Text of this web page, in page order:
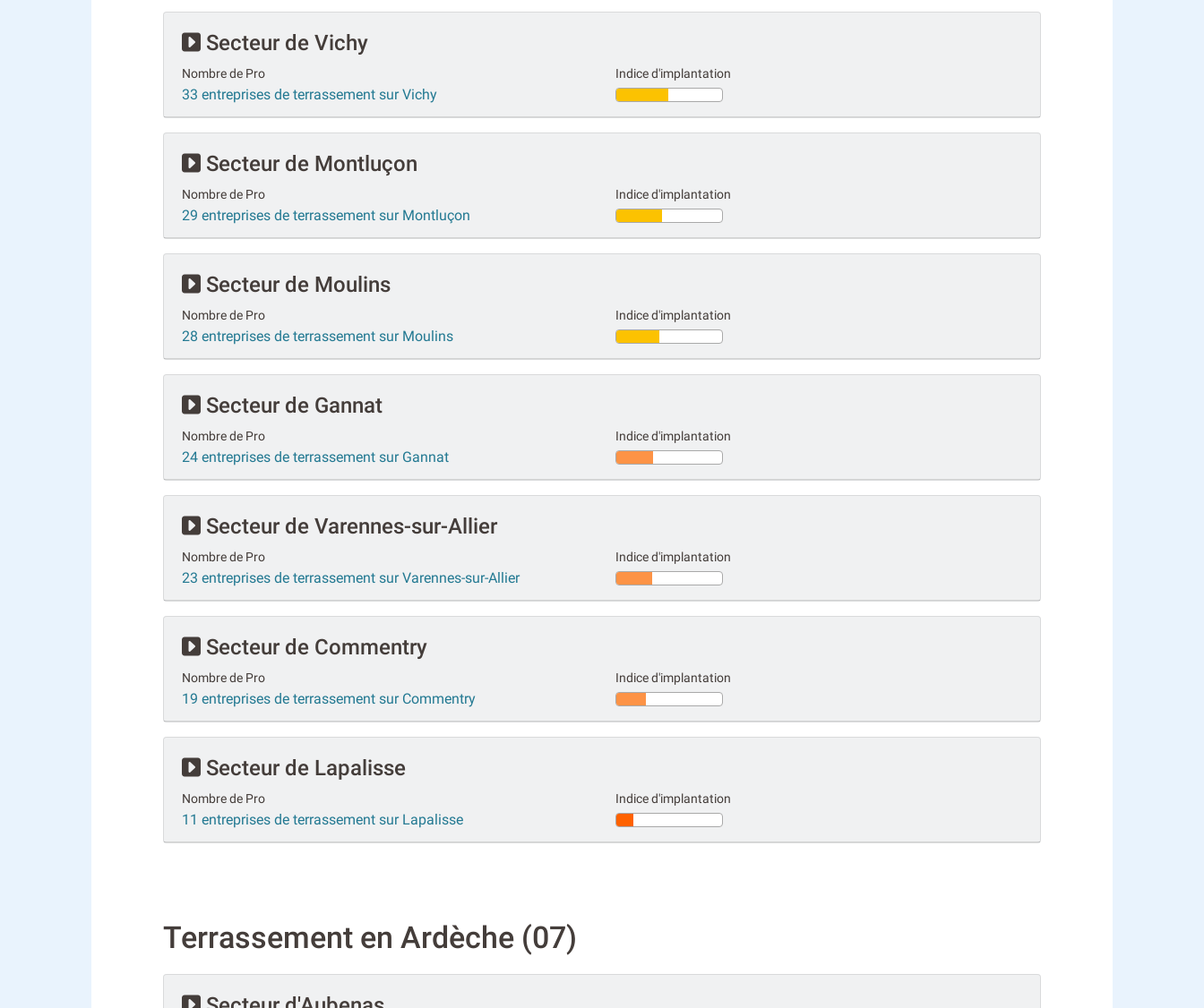
Secteur de Vichy
Nombre de Pro
33 entreprises de terrassement sur Vichy
Indice d'implantation
Secteur de Montluçon
Nombre de Pro
29 entreprises de terrassement sur Montluçon
Indice d'implantation
Secteur de Moulins
Nombre de Pro
28 entreprises de terrassement sur Moulins
Indice d'implantation
Secteur de Gannat
Nombre de Pro
24 entreprises de terrassement sur Gannat
Indice d'implantation
Secteur de Varennes-sur-Allier
Nombre de Pro
23 entreprises de terrassement sur Varennes-sur-Allier
Indice d'implantation
Secteur de Commentry
Nombre de Pro
19 entreprises de terrassement sur Commentry
Indice d'implantation
Secteur de Lapalisse
Nombre de Pro
11 entreprises de terrassement sur Lapalisse
Indice d'implantation
Terrassement en Ardèche (07)